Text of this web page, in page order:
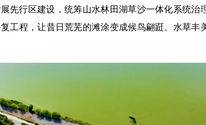
行区建设，统筹山水林田湖草沙一体化系统治
工程，让昔日荒芜的滩涂变成候鸟翩跹、水草丰